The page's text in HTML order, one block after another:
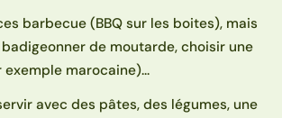
barbecue (BBQ sur les boites), mais
de moutarde, choisir une
marocaine)…
avec des pâtes, des légumes, une